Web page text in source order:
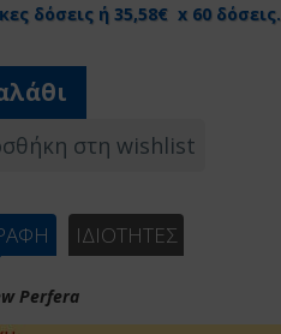
δόσεις ή 35,58€ x 60 δόσεις.
στη wishlist
ΙΔΙΟΤΗΤΕΣ
Perfera